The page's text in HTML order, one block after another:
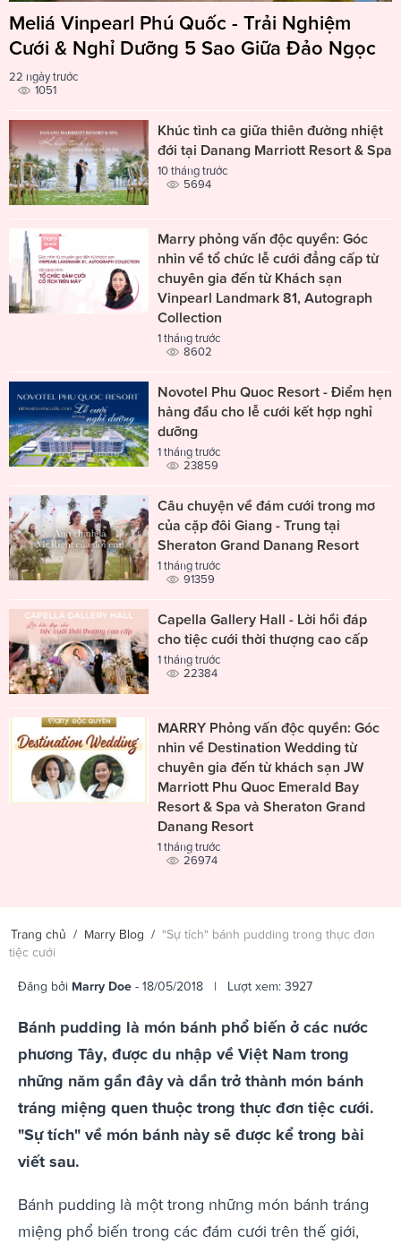
Meliá Vinpearl Phú Quốc - Trải Nghiệm
Cưới & Nghỉ Dưỡng 5 Sao Giữa Đảo Ngọc
22 ngày trước
1051
Khúc tình ca giữa thiên đường nhiệt
đới tại Danang Marriott Resort & Spa
10 tháng trước
5694
Marry phỏng vấn độc quyền: Góc
nhìn về tổ chức lễ cưới đẳng cấp từ
chuyên gia đến từ Khách sạn
Vinpearl Landmark 81, Autograph
Collection
1 tháng trước
8602
Novotel Phu Quoc Resort - Điểm hẹn
hàng đầu cho lễ cưới kết hợp nghỉ
dưỡng
1 tháng trước
23859
Câu chuyện về đám cưới trong mơ
của cặp đôi Giang - Trung tại
Sheraton Grand Danang Resort
1 tháng trước
91359
Capella Gallery Hall - Lời hồi đáp
cho tiệc cưới thời thượng cao cấp
1 tháng trước
22384
MARRY Phỏng vấn độc quyền: Góc
nhìn về Destination Wedding từ
chuyên gia đến từ khách sạn JW
Marriott Phu Quoc Emerald Bay
Resort & Spa và Sheraton Grand
Danang Resort
1 tháng trước
26974
Trang chủ / Marry Blog / "Sự tích" bánh pudding trong thực đơn
tiệc cưới
Đăng bởi Marry Doe - 18/05/2018 | Lượt xem: 3927
Bánh pudding là món bánh phổ biến ở các nước
phương Tây, được du nhập về Việt Nam trong
những năm gần đây và dần trở thành món bánh
tráng miệng quen thuộc trong thực đơn tiệc cưới.
"Sự tích" về món bánh này sẽ được kể trong bài
viết sau.
Bánh pudding là một trong những món bánh tráng
miệng phổ biến trong các đám cưới trên thế giới,